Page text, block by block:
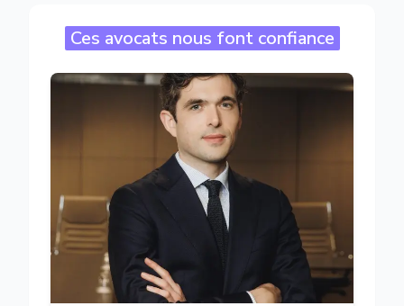
Ces avocats nous font confiance